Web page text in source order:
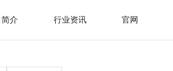
官网
>
介 行业资讯
行业新闻
>
官网
联系方式
>